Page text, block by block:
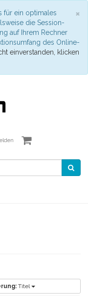
×
für ein optimales
die Session-
auf Ihrem Rechner
des Online-
einverstanden, klicken
Titel